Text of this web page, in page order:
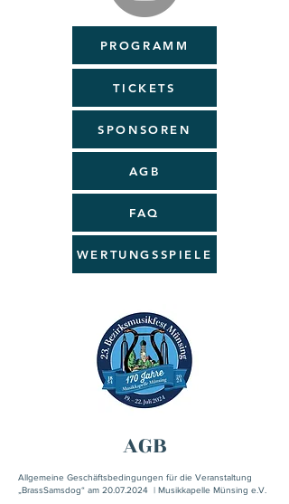
PROGRAMM
TICKETS
SPONSOREN
AGB
FAQ
WERTUNGSSPIELE
AGB
Allgemeine Geschäftsbedingungen für die Veranstaltung
„BrassSamsdog“ am 20.07.2024 | Musikkapelle Münsing e.V.